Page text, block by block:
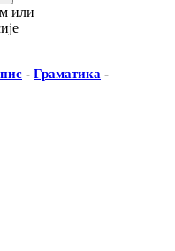
или
- Граматика -